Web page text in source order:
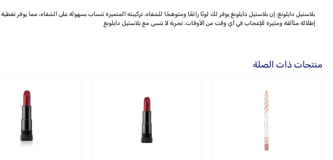
بلاستيل دايلونغ: إن بلاستيل دايلونغ يوفر لك لونًا رائعًا ومتوهجًا للشفاه. تركيبته المتميزة تنساب بسهولة على الشفاه، مما
إطلالة متألقة ومثيرة للإعجاب في أي وقت من الأوقات. تجربة لا تنسى مع بلاستيل دايلونغ
منتجات ذات الصلة